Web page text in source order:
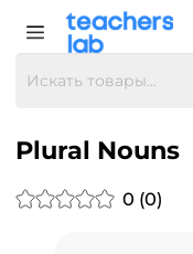
Plural Nouns
0 (0)